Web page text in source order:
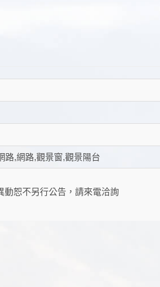
路,網路,觀景窗,觀景陽台
恕不另行公告，請來電洽詢